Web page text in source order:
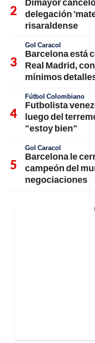
delegación
risaraldense
Gol Caracol
Barcelona está
Real Madrid,
mínimos
Fútbol Colombiano
Futbolista
luego del
"estoy bien"
Gol Caracol
Barcelona le
campeón del
negociaciones